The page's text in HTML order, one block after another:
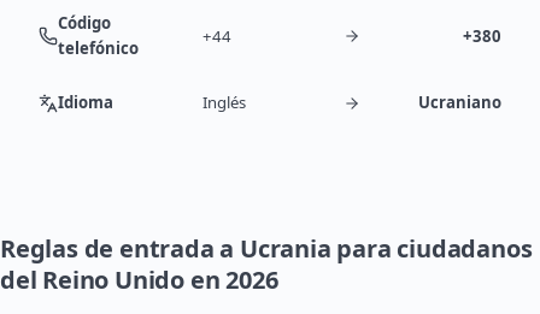
Código
telefónico
+44 +380
Idioma Inglés Ucraniano
Reglas de entrada a Ucrania para ciudadanos
del Reino Unido en 2026